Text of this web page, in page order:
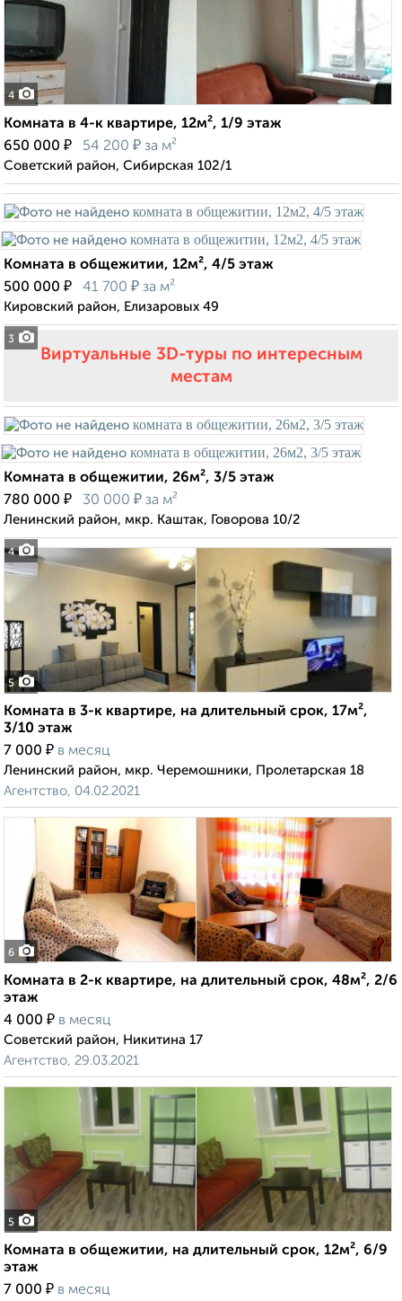
4
Комната в 4-к квартире, 12м², 1/9 этаж
650 000 ₽ 54 200 ₽ за м²
Советский район, Сибирская 102/1
3
Комната в общежитии, 12м², 4/5 этаж
500 000 ₽ 41 700 ₽ за м²
Кировский район, Елизаровых 49
Виртуальные 3D-туры по интересным
местам
4
Комната в общежитии, 26м², 3/5 этаж
780 000 ₽ 30 000 ₽ за м²
Ленинский район, мкр. Каштак, Говорова 10/2
5
Комната в 3-к квартире, на длительный срок, 17м²,
3/10 этаж
7 000 ₽ в месяц
Ленинский район, мкр. Черемошники, Пролетарская 18
Агентство, 04.02.2021
6
Комната в 2-к квартире, на длительный срок, 48м², 2/6
этаж
4 000 ₽ в месяц
Советский район, Никитина 17
Агентство, 29.03.2021
5
Комната в общежитии, на длительный срок, 12м², 6/9
этаж
7 000 ₽ в месяц